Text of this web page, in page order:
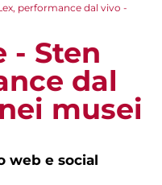
performance dal vivo -
- Sten
dal
musei
web e social